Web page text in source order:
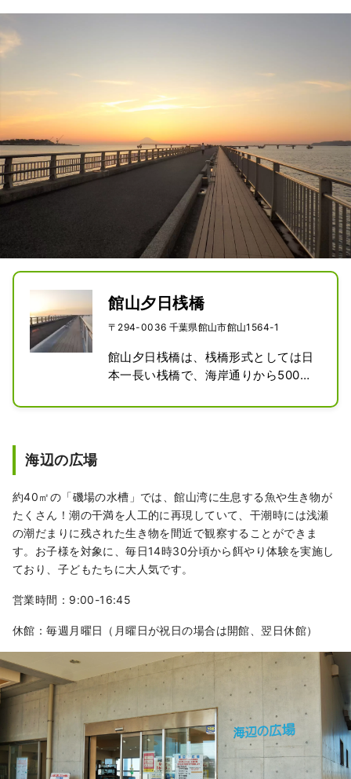
館山夕日桟橋
〒294-0036 千葉県館山市館山1564-1
館山夕日桟橋は、桟橋形式としては日
本一長い桟橋で、海岸通りから500メ
て様々な船舶が着岸します。また館山
海辺の広場
約40㎡の「磯場の水槽」では、館山湾に生息する魚や生き物が
たくさん！潮の干満を人工的に再現していて、干潮時には浅瀬
の潮だまりに残された生き物を間近で観察することができま
す。お子様を対象に、毎日14時30分頃から餌やり体験を実施し
ており、子どもたちに大人気です。
営業時間：9:00-16:45
休館：毎週月曜日（月曜日が祝日の場合は開館、翌日休館）